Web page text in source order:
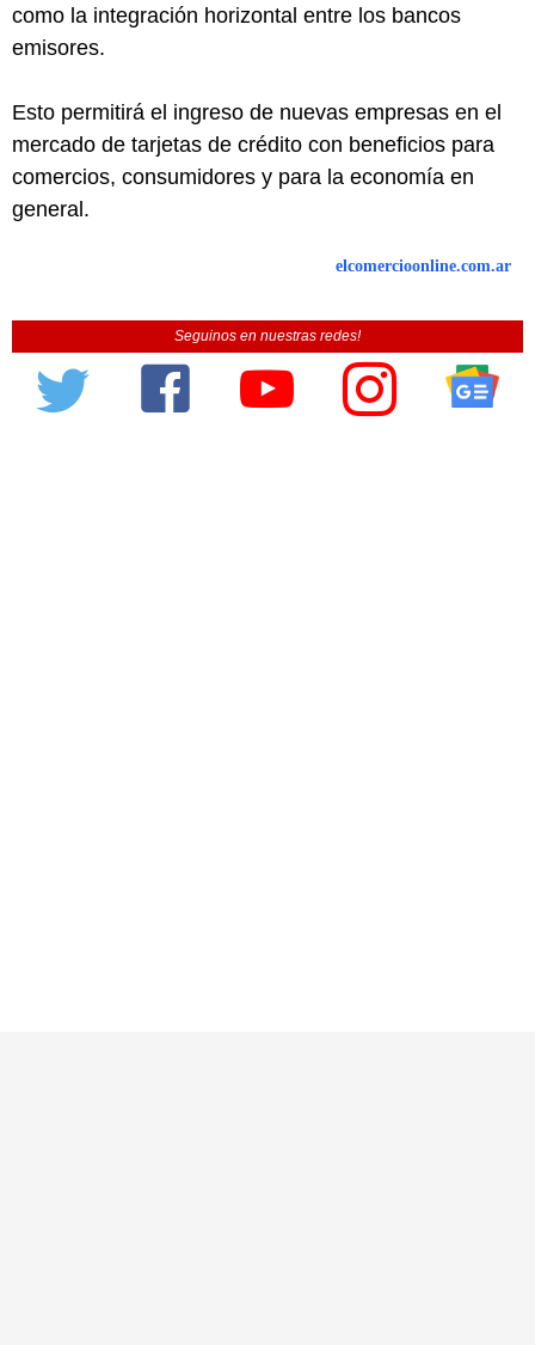
como la integración horizontal entre los bancos
emisores.
Esto permitirá el ingreso de nuevas empresas en el
mercado de tarjetas de crédito con beneficios para
comercios, consumidores y para la economía en
general.
elcomercioonline.com.ar
Seguinos en nuestras redes!